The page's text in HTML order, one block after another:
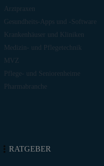
Arztpraxen
Gesundheits-Apps und -Software
Krankenhäuser und Kliniken
Medizin- und Pflegetechnik
MVZ
Pflege- und Seniorenheime
Pharmabranche
RATGEBER